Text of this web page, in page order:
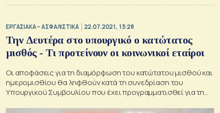
ΕΡΓΑΣΙΑΚΑ – ΑΣΦΑΛΙΣΤΙΚΑ 22.07.2021, 13:28
Την Δευτέρα στο υπουργικό ο κατώτατος
μισθός - Τι προτείνουν οι κοινωνικοί εταίροι
Οι αποφάσεις για τη διαμόρφωση του κατώτατου μισθού και
ημερομισθίου θα ληφθούν κατά τη συνεδρίαση του
Υπουργικού Συμβουλίου που έχει προγραμματισθεί για τη